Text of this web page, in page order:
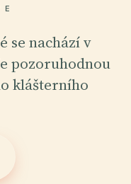
E
se nachází v
pozoruhodnou
klášterního